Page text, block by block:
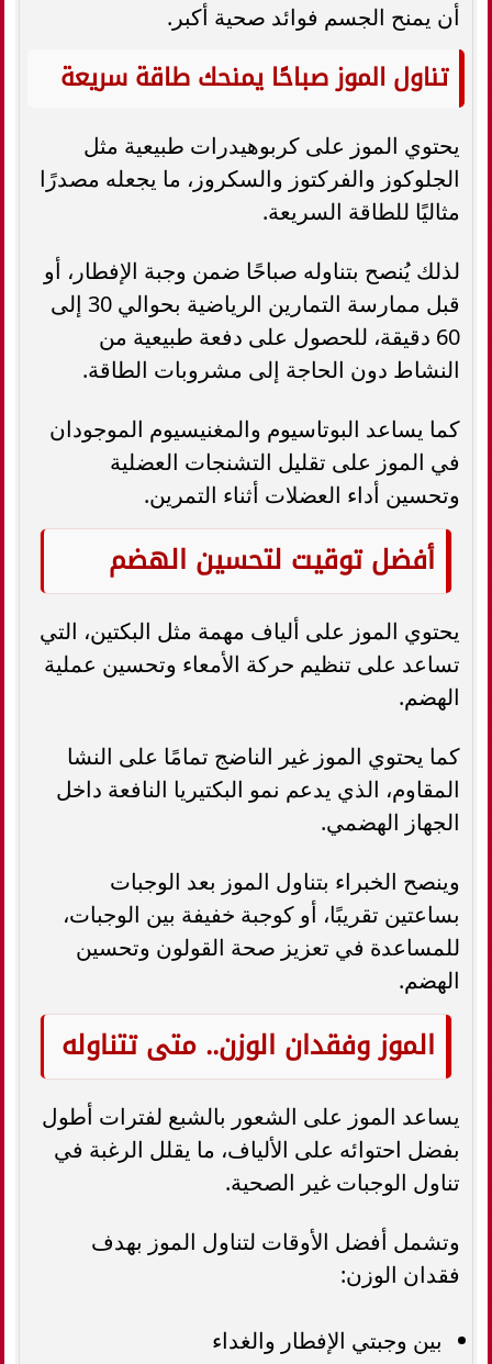
أن يمنح الجسم فوائد صحية أكبر.
تناول الموز صباحًا يمنحك طاقة سريعة
يحتوي الموز على كربوهيدرات طبيعية مثل
الجلوكوز والفركتوز والسكروز، ما يجعله مصدرًا
مثاليًا للطاقة السريعة.
لذلك يُنصح بتناوله صباحًا ضمن وجبة الإفطار، أو
قبل ممارسة التمارين الرياضية بحوالي 30 إلى
60 دقيقة، للحصول على دفعة طبيعية من
النشاط دون الحاجة إلى مشروبات الطاقة.
كما يساعد البوتاسيوم والمغنيسيوم الموجودان
في الموز على تقليل التشنجات العضلية
وتحسين أداء العضلات أثناء التمرين.
أفضل توقيت لتحسين الهضم
يحتوي الموز على ألياف مهمة مثل البكتين، التي
تساعد على تنظيم حركة الأمعاء وتحسين عملية
الهضم.
كما يحتوي الموز غير الناضج تمامًا على النشا
المقاوم، الذي يدعم نمو البكتيريا النافعة داخل
الجهاز الهضمي.
وينصح الخبراء بتناول الموز بعد الوجبات
بساعتين تقريبًا، أو كوجبة خفيفة بين الوجبات،
للمساعدة في تعزيز صحة القولون وتحسين
الهضم.
الموز وفقدان الوزن.. متى تتناوله
يساعد الموز على الشعور بالشبع لفترات أطول
بفضل احتوائه على الألياف، ما يقلل الرغبة في
تناول الوجبات غير الصحية.
وتشمل أفضل الأوقات لتناول الموز بهدف
فقدان الوزن:
بين وجبتي الإفطار والغداء